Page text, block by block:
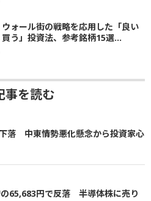
ウォール街の戦略を応用した「良い
う」投資法、参考銘柄15選...
事を読む
下落 中東情勢悪化懸念から投資家心
の65,683円で反落 半導体株に売り